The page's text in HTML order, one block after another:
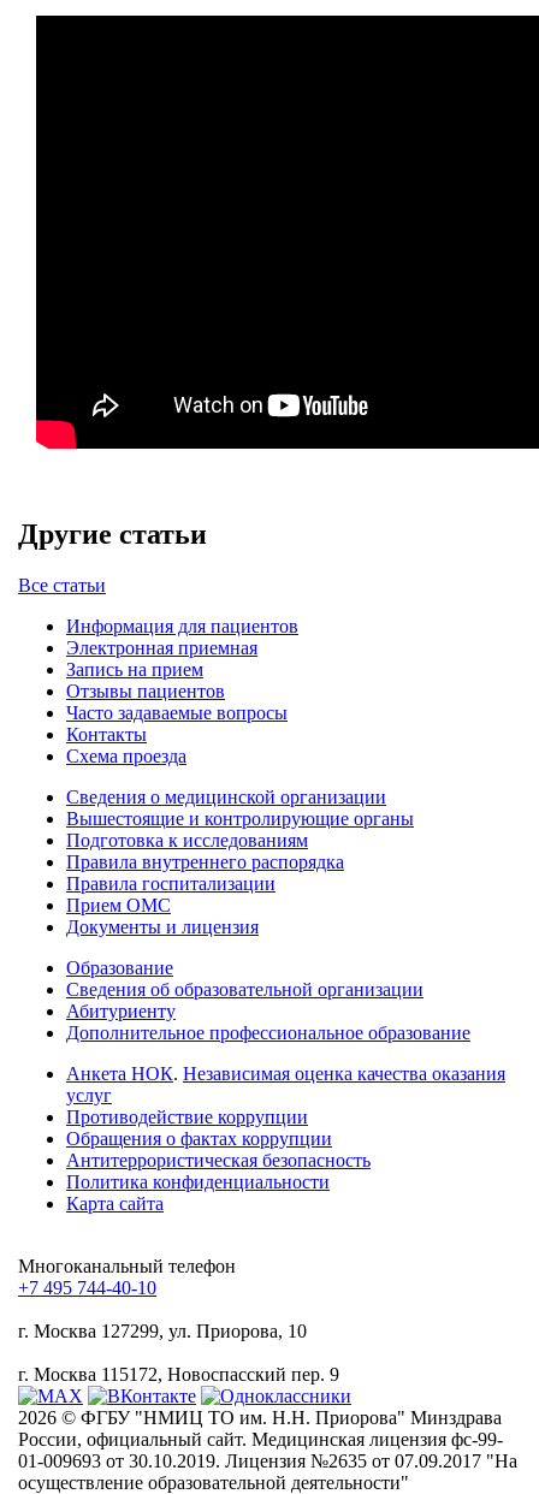
Другие статьи
Все статьи
Информация для пациентов
Электронная приемная
Запись на прием
Отзывы пациентов
Часто задаваемые вопросы
Контакты
Схема проезда
Сведения о медицинской организации
Вышестоящие и контролирующие органы
Подготовка к исследованиям
Правила внутреннего распорядка
Правила госпитализации
Прием ОМС
Документы и лицензия
Образование
Сведения об образовательной организации
Абитуриенту
Дополнительное профессиональное образование
Анкета НОК. Независимая оценка качества оказания
услуг
Противодействие коррупции
Обращения о фактах коррупции
Антитеррористическая безопасность
Политика конфиденциальности
Карта сайта
Многоканальный телефон
+7 495 744-40-10
г. Москва 127299, ул. Приорова, 10
г. Москва 115172, Новоспасский пер. 9
2026 © ФГБУ "НМИЦ ТО им. Н.Н. Приорова" Минздрава
России, официальный сайт. Медицинская лицензия фс-99-
01-009693 от 30.10.2019. Лицензия №2635 от 07.09.2017 "На
осуществление образовательной деятельности"